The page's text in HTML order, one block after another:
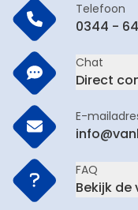
Telefoon
0344 -
Chat
Direct
E-
FAQ
Bekijk